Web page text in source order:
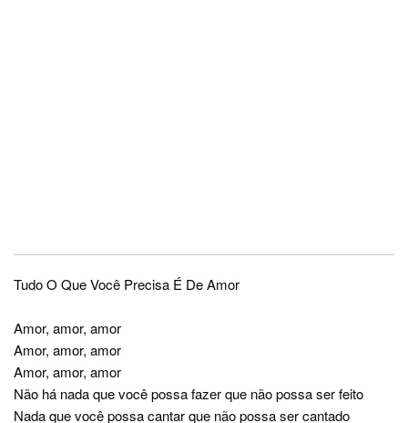
Tudo O Que Você Precisa É De Amor
Amor, amor, amor
Amor, amor, amor
Amor, amor, amor
Não há nada que você possa fazer que não possa ser feito
Nada que você possa cantar que não possa ser cantado